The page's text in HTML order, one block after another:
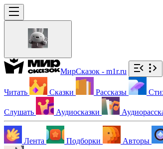
МирСказок - m1r.ru
Читать Сказки Рассказы
Слушать Аудиосказки
Лента Подборки Авторы